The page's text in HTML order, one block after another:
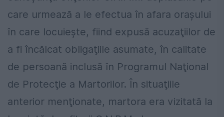
care urmează a le efectua în afara oraşului
în care locuieşte, fiind expusă acuzaţiilor de
a fi încălcat obligaţiile asumate, în calitate
de persoană inclusă în Programul Naţional
de Protecţie a Martorilor. În situaţiile
anterior menţionate, martora era vizitată la